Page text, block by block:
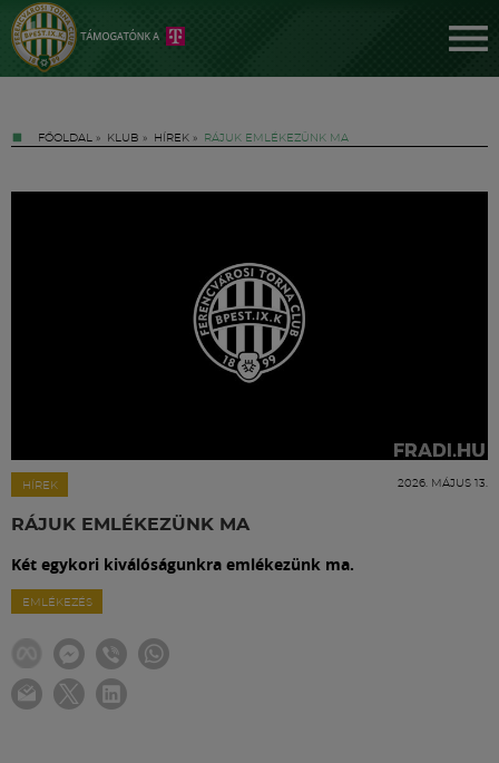
FŐOLDAL » KLUB » HÍREK » RÁJUK EMLÉKEZÜNK MA
HÍREK 2026. MÁJUS 13.
RÁJUK EMLÉKEZÜNK MA
Két egykori kiválóságunkra emlékezünk ma.
EMLÉKEZÉS
Labdarúgás
Szakosztályok
Meccscenter
Klub